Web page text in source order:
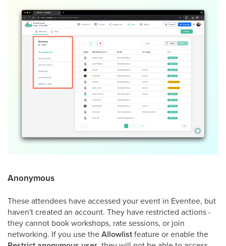
Anonymous
These attendees have accessed your event in Eventee, but
haven't created an account. They have restricted actions -
they cannot book workshops, rate sessions, or join
networking. If you use theAllowlistfeature or enable the